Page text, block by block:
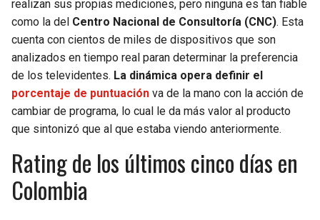
realizan sus propias mediciones, pero ninguna es tan fiable
como la del Centro Nacional de Consultoría (CNC). Esta
cuenta con cientos de miles de dispositivos que son
analizados en tiempo real paran determinar la preferencia
de los televidentes. La dinámica opera definir el
porcentaje de puntuación va de la mano con la acción de
cambiar de programa, lo cual le da más valor al producto
que sintonizó que al que estaba viendo anteriormente.
Rating de los últimos cinco días en
Colombia